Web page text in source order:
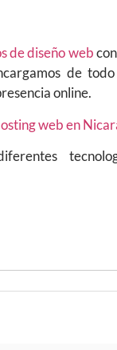
de diseño web
de
online.
web en